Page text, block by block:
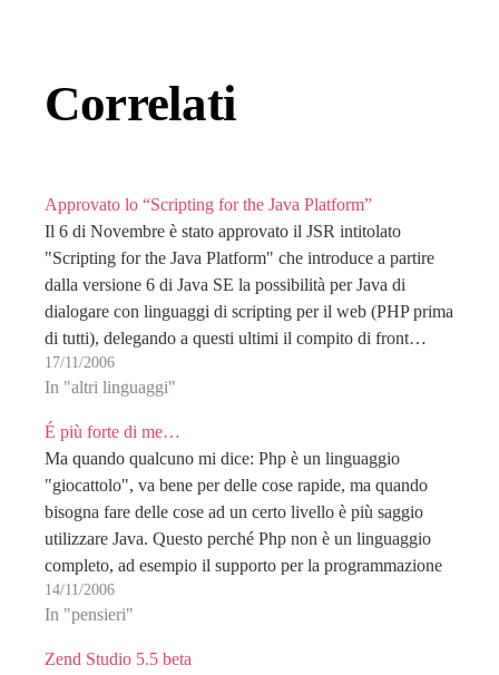
Correlati
Approvato lo “Scripting for the Java Platform”
Il 6 di Novembre è stato approvato il JSR intitolato
"Scripting for the Java Platform" che introduce a partire
dalla versione 6 di Java SE la possibilità per Java di
dialogare con linguaggi di scripting per il web (PHP prima
di tutti), delegando a questi ultimi il compito di front…
17/11/2006
In "altri linguaggi"
É più forte di me…
Ma quando qualcuno mi dice: Php è un linguaggio
"giocattolo", va bene per delle cose rapide, ma quando
bisogna fare delle cose ad un certo livello è più saggio
utilizzare Java. Questo perché Php non è un linguaggio
completo, ad esempio il supporto per la programmazione
ad oggetti è ridicolo...…
14/11/2006
In "pensieri"
Zend Studio 5.5 beta